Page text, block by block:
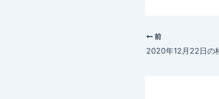
前
2020年12月22日の